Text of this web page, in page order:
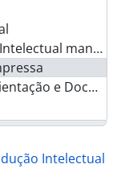
manuscrita
e Docência
Comparada
Intelectual